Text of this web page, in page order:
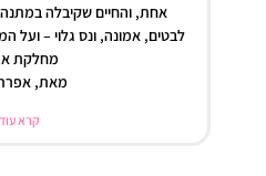
אחת, והחיים שקיבלה
לבטים, אמונה, ונס גלוי – ועל
מחלקת
מאת,
קרא